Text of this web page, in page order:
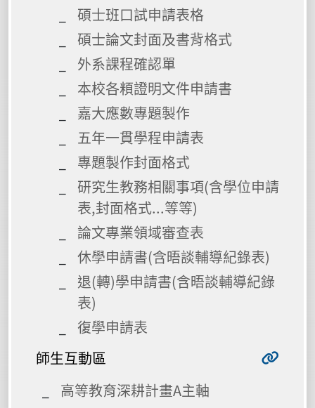
碩士班口試申請表格
碩士論文封面及書背格式
外系課程確認單
本校各頪證明文件申請書
嘉大應數專題製作
五年一貫學程申請表
專題製作封面格式
研究生教務相關事項(含學位申請
表,封面格式...等等)
論文專業領域審查表
休學申請書(含晤談輔導紀錄表)
退(轉)學申請書(含晤談輔導紀錄
表)
復學申請表
師生互動區
高等教育深耕計畫A主軸